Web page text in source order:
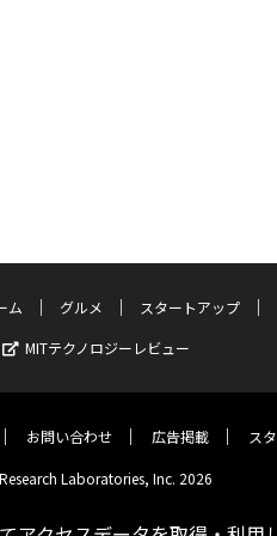
ム グルメ スタートアップ
MITテクノロジーレビュー
お問い合わせ 広告掲載 ス
Laboratories, Inc. 2026